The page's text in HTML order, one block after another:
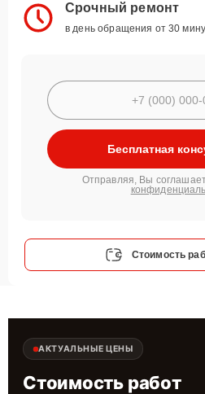
Срочный ремонт
в день обращения от 30
Бесплатная
Отправляя, Вы
Стоимость
АКТУАЛЬНЫЕ ЦЕНЫ
Стоимость работ